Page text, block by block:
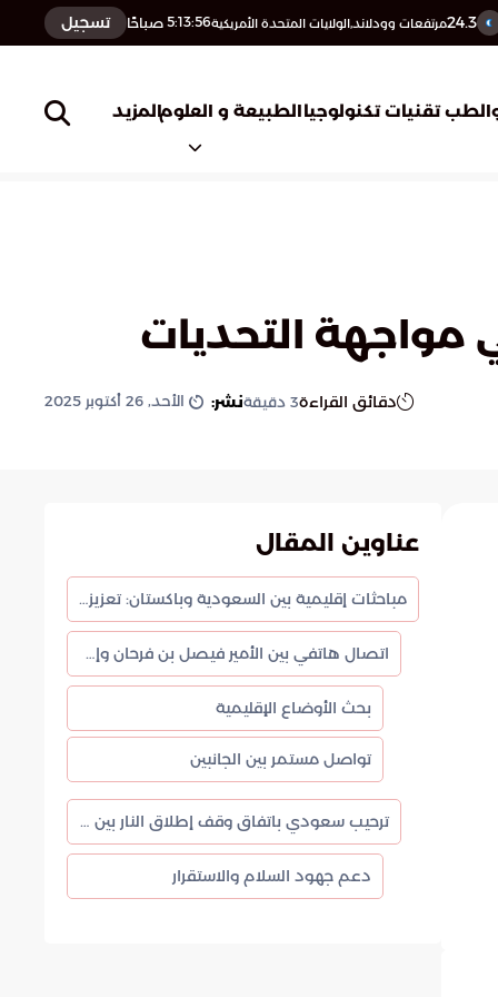
24.3مرتفعات وودلاند,الولايات المتحدة الأمريكية5:13:57 صباحًا تسجيل
تقنيات تكنولوجياالطبيعة و العلومالمزيد
مواجهة التحديات
دقائق القراءة3 دقيقةنشر: الأحد, 26 أكتوبر 2025
عناوين المقال
مباحثات إقليمية بين السعودية وباكستان: تعزيز العلاقات واستقرار المنطقة
اتصال هاتفي بين الأمير فيصل بن فرحان وإسحاق دار
بحث الأوضاع الإقليمية
تواصل مستمر بين الجانبين
ترحيب سعودي باتفاق وقف إطلاق النار بين باكستان وأفغانستان
دعم جهود السلام والاستقرار